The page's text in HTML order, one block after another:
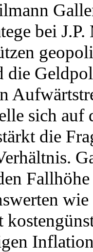
bei J.P.
die
sich auf
die